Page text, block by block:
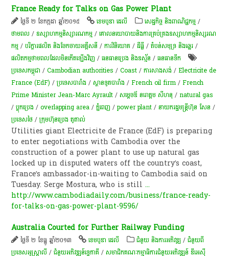
France Ready for Talks on Gas Power Plant
ថ្ងៃទី ២ ខែកក្កដា ឆ្នាំ២០១៥ ខេមបូឌា ដេលី សេដ្ឋកិច្ច និងពាណិជ្ជកម្ម /
ថាមពល /ឧស្សាហកម្មនិស្សារណកម្ម /គោលនយោបាយនិងការគ្រប់គ្រងឧស្សាហកម្មនិស្សរណ
កម្ម /បរិក្ខារផលិត និងចែកចាយអគ្គីសនី /ការវិនិយោគ /ដីធ្លី /​តំបន់​សមុទ្រ និង​ឆ្នេរ​ /
ផលិតកម្មថាមពលដែលមិនកើតឡើងវិញ /ធនធានប្រេង និងឧស្ម័ន /​ធនធាន​ទឹក​
ប្រទេសកម្ពុជា /Cambodian authorities /Coast /ការសាងសង់ /Electricite de
France (EdF) /ប្រទេសបារាំង /ស្ថានទូតបារាំង /French oil firm /French
Prime Minister Jean-Marc Ayrault /សម្ដេចឪ នរោត្តម សីហនុ /natural gas
/ប្លុកប្រេង /overlapping area /ភ្នំពេញ /power plant /នាយករដ្ឋមន្ត្រីហ៊ុន សែន /
ប្រទេសថៃ /ក្រុមហ៊ុនប្រេង​ តូតាល់
Utilities giant Electricite de France (EdF) is preparing
to en­ter negotiations with Cambodia over the
construction of a power plant to use up natural gas
locked up in disputed waters off the country’s coast,
France’s ambassador-in-waiting to Cambodia said on
Tuesday. Serge Mostura, who is still...
http://www.cambodiadaily.com/business/france-ready-
for-talks-on-gas-power-plant-9596/
Australia Courted for Further Railway Funding
ថ្ងៃទី ២ ខែធ្នូ ឆ្នាំ២០១៣ ខេមបូឌា ដេលី ជំនួយ និងការអភិវឌ្ឍ /ជំនួយពី
ប្រទេសអូស្ត្រាលី /ជំនួយអភិវឌ្ឍន៍ទ្វេភាគី /សមាជិកគណៈកម្មាធិការជំនួយអភិវឌ្ឍន៍ ឌីអេស៊ី